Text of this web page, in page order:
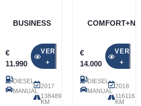
BUSINESS
€
11.990
VER
+
DIESEL
MANUAL
2017
138489
KM
€
14.000
VER
+
DIESEL
MANUAL
2018
116116
KM